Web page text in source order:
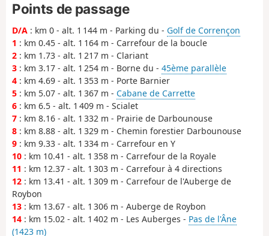
Points de passage
D/A : km 0 - alt. 1 144 m - Parking du - Golf de Corrençon
1 : km 0.45 - alt. 1 164 m - Carrefour de la boucle
2 : km 1.73 - alt. 1 217 m - Clariant
3 : km 3.17 - alt. 1 254 m - Borne du - 45ème parallèle
4 : km 4.69 - alt. 1 353 m - Porte Barnier
5 : km 5.07 - alt. 1 367 m - Cabane de Carrette
6 : km 6.5 - alt. 1 409 m - Scialet
7 : km 8.16 - alt. 1 332 m - Prairie de Darbounouse
8 : km 8.88 - alt. 1 329 m - Chemin forestier Darbounouse
9 : km 9.33 - alt. 1 334 m - Carrefour en Y
10 : km 10.41 - alt. 1 358 m - Carrefour de la Royale
11 : km 12.37 - alt. 1 303 m - Carrefour à 4 directions
12 : km 13.41 - alt. 1 309 m - Carrefour de l'Auberge de
Roybon
13 : km 13.67 - alt. 1 306 m - Auberge de Roybon
14 : km 15.02 - alt. 1 402 m - Les Auberges - Pas de l'Âne
(1423 m)